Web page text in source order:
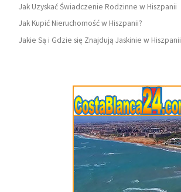
Jak Uzyskać Świadczenie Rodzinne w Hiszpanii
Jak Kupić Nieruchomość w Hiszpanii?
Jakie Są i Gdzie się Znajdują Jaskinie w Hiszpanii